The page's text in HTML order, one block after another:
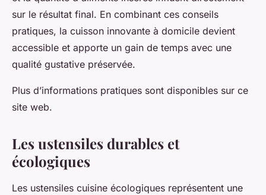
sur le résultat final. En combinant ces conseils
pratiques, la cuisson innovante à domicile devient
accessible et apporte un gain de temps avec une
qualité gustative préservée.
Plus d’informations pratiques sont disponibles sur ce
site web.
Les ustensiles durables et
écologiques
Les ustensiles cuisine écologiques représentent une